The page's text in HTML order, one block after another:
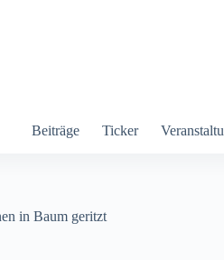
Beiträge Ticker
in Baum geritzt